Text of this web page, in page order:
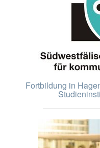
Fortbildung in